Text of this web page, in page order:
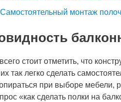
Самостоятельный монтаж
стоит отметить, что
так легко сделать
при выборе мебели,
«как сделать полки на